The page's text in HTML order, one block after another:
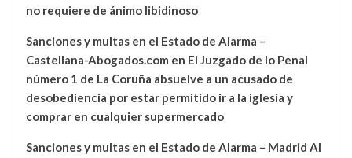
no requiere de ánimo libidinoso
Sanciones y multas en el Estado de Alarma –
Castellana-Abogados.com en El Juzgado de lo Penal
número 1 de La Coruña absuelve a un acusado de
desobediencia por estar permitido ir a la iglesia y
comprar en cualquier supermercado
Sanciones y multas en el Estado de Alarma – Madrid Al